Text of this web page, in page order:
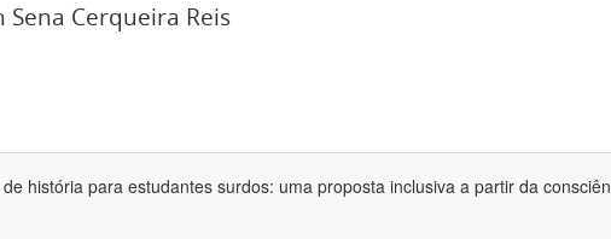
Sena Cerqueira Reis
história para estudantes surdos: uma proposta inclusiva a partir da